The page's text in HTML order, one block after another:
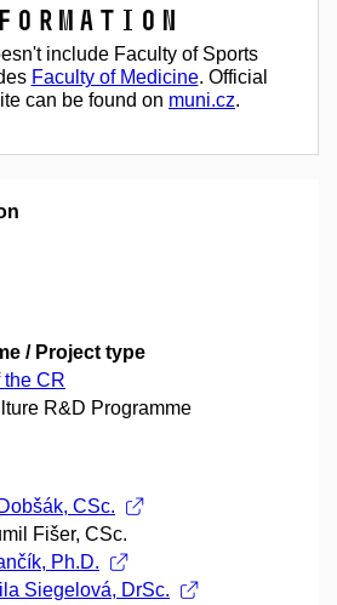
include Faculty of Sports
Faculty of Medicine. Official
can be found on muni.cz.
/ Project type
the CR
R&D Programme
CSc.
Fišer, CSc.
Ph.D.
Siegelová, DrSc.